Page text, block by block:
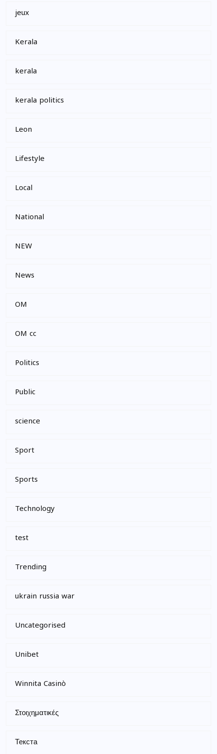
jeux
Kerala
kerala
kerala politics
Leon
Lifestyle
Local
National
NEW
News
OM
OM cc
Politics
Public
science
Sport
Sports
Technology
test
Trending
ukrain russia war
Uncategorised
Unibet
Winnita Casinò
Στοιχηματικές
Текста